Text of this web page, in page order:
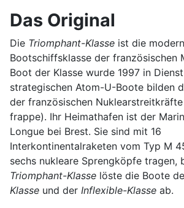
Das Original
Die Triomphant-Klasse ist die
Bootschiffsklasse der französischen
Boot der Klasse wurde 1997 in
strategischen Atom-U-Boote bilden
der französischen
frappe). Ihr Heimathafen ist der
Longue bei Brest. Sie sind mit 16
Interkontinentalraketen vom Typ M
sechs nukleare Sprengköpfe tragen,
Triomphant-Klasse löste die Boote
Klasse und der Inflexible-Klasse ab.